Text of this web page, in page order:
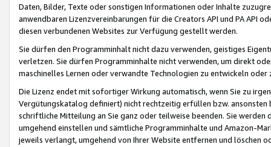
Daten, Bilder, Texte oder sonstigen Informationen oder Inhalte
anwendbaren Lizenzvereinbarungen für die Creators API und PA API
diesen verbundenen Websites zur Verfügung gestellt werden.
Sie dürfen den Programminhalt nicht dazu verwenden, geistiges
verletzen. Sie dürfen Programminhalte nicht verwenden, um direkt
maschinelles Lernen oder verwandte Technologien zu entwickeln
Die Lizenz endet mit sofortiger Wirkung automatisch, wenn Sie zu
Vergütungskatalog definiert) nicht rechtzeitig erfüllen bzw. ansonsten
schriftliche Mitteilung an Sie ganz oder teilweise beenden. Sie werden
umgehend einstellen und sämtliche Programminhalte und Amazon-
jeweils verlangt, umgehend von Ihrer Website entfernen und löschen